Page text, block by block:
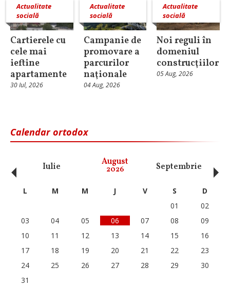
Actualitate
socială
Cartierele cu
cele mai
ieftine
apartamente
30 Iul, 2026
Actualitate
socială
Campanie de
promovare a
parcurilor
naţionale
04 Aug, 2026
Actualitate
socială
Noi reguli în
domeniul
construcţiilor
05 Aug, 2026
Calendar ortodox
Iulie August
2026 Septembrie
‹ L M M J V S
D
01
02
03
04 05 06 07 08
09
10
11 12 13 14 15
16
17
18 19 20 21 22
23
24
25 26 27 28 29
30
31